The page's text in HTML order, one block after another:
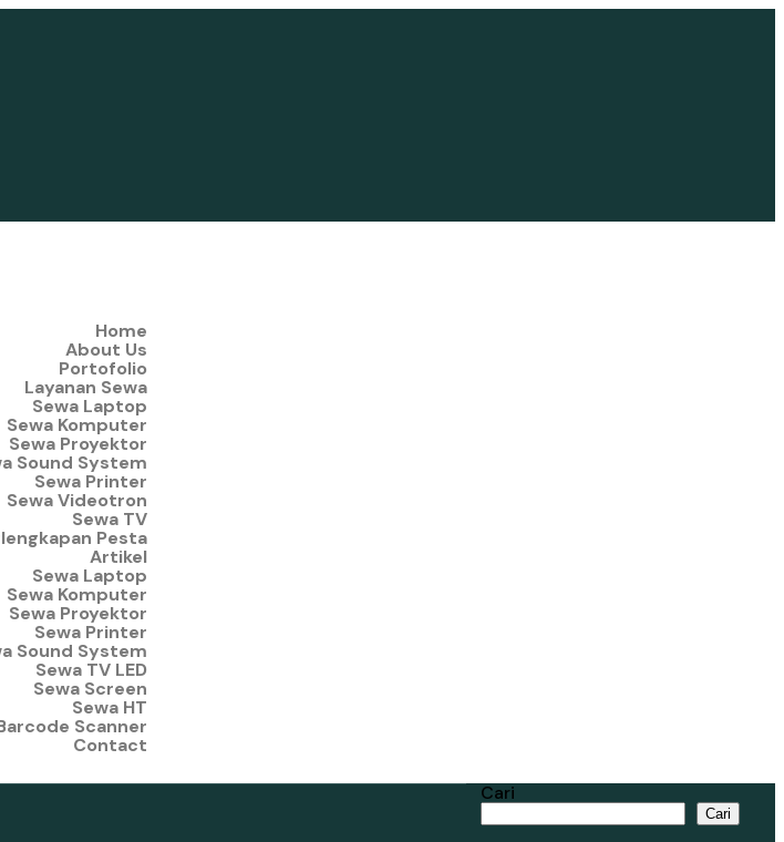
Home
About Us
Portofolio
Layanan Sewa
Sewa Laptop
Sewa Komputer
Sewa Proyektor
Sound System
Sewa Printer
Sewa Videotron
Sewa TV
Pesta
Artikel
Sewa Laptop
Sewa Komputer
Sewa Proyektor
Sewa Printer
Sound System
Sewa TV LED
Sewa Screen
Sewa HT
Scanner
Contact
Cari
Cari